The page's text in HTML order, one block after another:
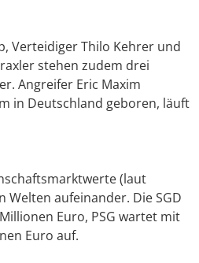
Verteidiger Thilo Kehrer und
stehen zudem drei
Angreifer Eric Maxim
in Deutschland geboren, läuft
(laut
aufeinander. Die SGD
Euro, PSG wartet mit
Euro auf.